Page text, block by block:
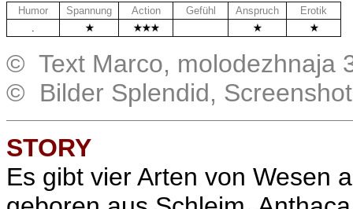
Humor Spannung Action Gefühl Anspruch
Erotik
.
© Text Marco, molodezhnaja
© Bilder Splendid,
STORY
Es gibt vier Arten von Wesen